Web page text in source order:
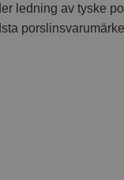
ledning av tyske